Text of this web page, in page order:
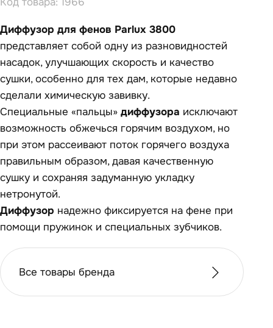
Диффузор для фенов Parlux 3800
представляет собой одну из разновидностей
насадок, улучшающих скорость и качество
сушки, особенно для тех дам, которые недавно
сделали химическую завивку.
Специальные «пальцы» диффузора исключают
возможность обжечься горячим воздухом, но
при этом рассеивают поток горячего воздуха
правильным образом, давая качественную
сушку и сохраняя задуманную укладку
нетронутой.
Диффузор надежно фиксируется на фене при
помощи пружинок и специальных зубчиков.
Все товары бренда